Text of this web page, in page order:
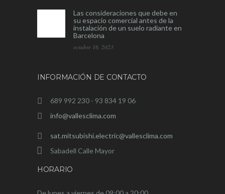
Las consideraciones que debe en
su espacio comercial antes de la
instalación de un suelo radiante en
Barcelona
octubre 16, 2023
INFORMACIÓN DE CONTACTO
689 992 230 - 93 834 19 06
info@vallesclima.com
sat.mitsubishi.electric@vallesclima.com
Sabadell Calle Mayor
HORARIO